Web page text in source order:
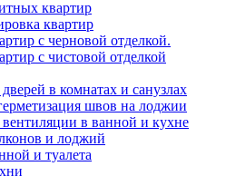
квартир
квартир
с черновой отделкой.
с чистовой отделкой
в комнатах и санузлах
швов на лоджии
вентиляции в ванной и кухне
и лоджий
и туалета